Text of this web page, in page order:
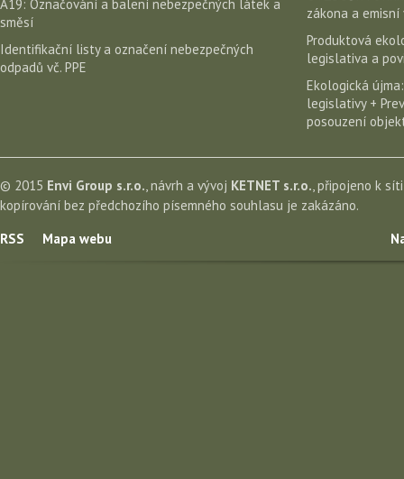
A19: Označování a balení nebezpečných látek a
směsí
Identifikační listy a označení nebezpečných
odpadů vč. PPE
zákona a emisní
Produktová
legislativa a
Ekologická
legislativy +
posouzení
© 2015 Envi Group s.r.o., návrh a vývoj KETNET s.r.o., připojeno k
kopírování bez předchozího písemného souhlasu je zakázáno.
RSS
Mapa webu